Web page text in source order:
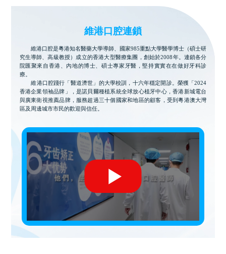
維港口腔連鎖
維港口腔是粵港知名醫藥大學導師、國家985重點大學醫學博士（碩士研
究生導師、高級教授）成立的香港大型醫療集團，創始於2008年。連鎖各分
院匯聚來自香港、內地的博士、碩士專家牙醫，堅持實實在在做好牙科診
療。
維港口腔踐行「醫道濟世」的大學校訓，十六年穩定開診。榮獲「2024
香港企業領袖品牌」，是諾貝爾種植系統全球放心植牙中心，香港新城電台
與廣東衛視推薦品牌，服務超過三十個國家和地區的顧客，受到粵港澳大灣
區及周邊城市市民的歡迎與信任。